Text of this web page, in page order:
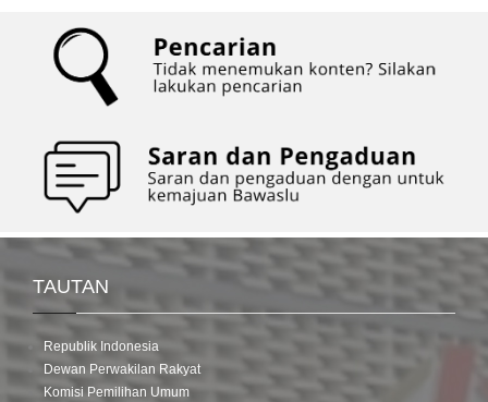
TAUTAN
Republik Indonesia
Dewan Perwakilan Rakyat
Komisi Pemilihan Umum